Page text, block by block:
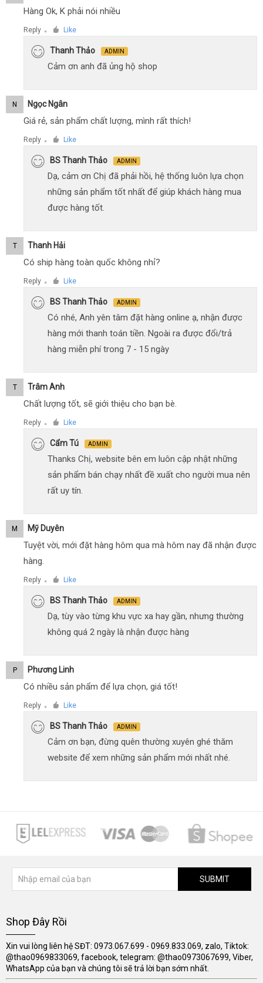
Hàng Ok, K phải nói nhiều
Reply ● Like
Thanh Thảo ADMIN
Cảm ơn anh đã ủng hộ shop
N Ngọc Ngân
Giá rẻ, sản phẩm chất lượng, mình rất thích!
Reply ● Like
BS Thanh Thảo ADMIN
Dạ, cảm ơn Chị đã phải hồi, hệ thống luôn lựa chọn
những sản phẩm tốt nhất để giúp khách hàng mua
được hàng tốt.
T Thanh Hải
Có ship hàng toàn quốc không nhỉ?
Reply ● Like
BS Thanh Thảo ADMIN
Có nhé, Anh yên tâm đặt hàng online ạ, nhận được
hàng mới thanh toán tiền. Ngoài ra được đổi/trả
hàng miễn phí trong 7 - 15 ngày
T Trâm Anh
Chất lượng tốt, sẽ giới thiệu cho bạn bè.
Reply ● Like
Cẩm Tú ADMIN
Thanks Chị, website bên em luôn cập nhật những
sản phẩm bán chạy nhất đề xuất cho người mua nên
rất uy tín.
M Mỹ Duyên
Tuyệt vời, mới đặt hàng hôm qua mà hôm nay đã nhận được
hàng.
Reply ● Like
BS Thanh Thảo ADMIN
Dạ, tùy vào từng khu vực xa hay gần, nhưng thường
không quá 2 ngày là nhận được hàng
P Phương Linh
Có nhiều sản phẩm để lựa chọn, giá tốt!
Reply ● Like
BS Thanh Thảo ADMIN
Cảm ơn bạn, đừng quên thường xuyên ghé thăm
website để xem những sản phẩm mới nhất nhé.
SUBMIT
Shop Đây Rồi
Xin vui lòng liên hệ SĐT: 0973.067.699 - 0969.833.069, zalo, Tiktok:
@thao0969833069, facebook, telegram: @thao0973067699, Viber,
WhatsApp của bạn và chúng tôi sẽ trả lời bạn sớm nhất.